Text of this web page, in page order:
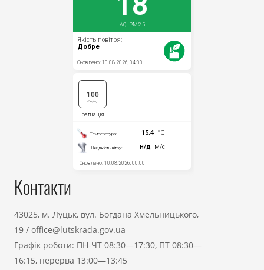
Контакти
43025, м. Луцьк, вул. Богдана Хмельницького,
19 / office@lutskrada.gov.ua
Графік роботи: ПН-ЧТ 08:30—17:30, ПТ 08:30—
16:15, перерва 13:00—13:45